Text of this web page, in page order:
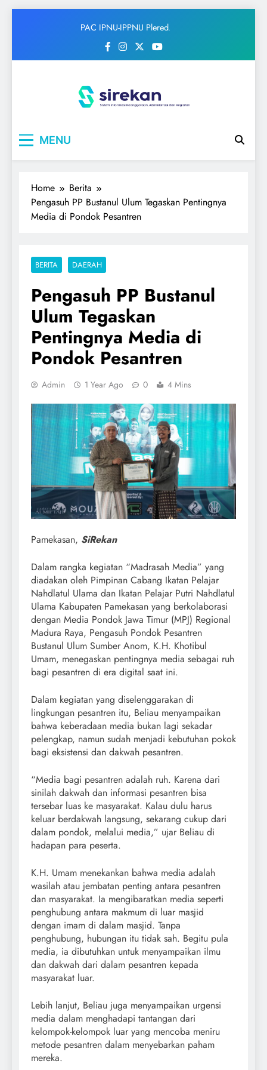
PAC IPNU-IPPNU Plered
Bersama Sambut Maulid
MENU
Home
Berita
Pengasuh PP Bustanul Ulum Tegaskan Pentingnya
Media di Pondok Pesantren
BERITA DAERAH
Pengasuh PP Bustanul
Ulum Tegaskan
Pentingnya Media di
Pondok Pesantren
Admin 1 Year Ago 0 4 Mins
Pamekasan, SiRekan
Dalam rangka kegiatan “Madrasah Media” yang
diadakan oleh Pimpinan Cabang Ikatan Pelajar
Nahdlatul Ulama dan Ikatan Pelajar Putri Nahdlatul
Ulama Kabupaten Pamekasan yang berkolaborasi
dengan Media Pondok Jawa Timur (MPJ) Regional
Madura Raya, Pengasuh Pondok Pesantren
Bustanul Ulum Sumber Anom, K.H. Khotibul
Umam, menegaskan pentingnya media sebagai ruh
bagi pesantren di era digital saat ini.
Dalam kegiatan yang diselenggarakan di
lingkungan pesantren itu, Beliau menyampaikan
bahwa keberadaan media bukan lagi sekadar
pelengkap, namun sudah menjadi kebutuhan pokok
bagi eksistensi dan dakwah pesantren.
“Media bagi pesantren adalah ruh. Karena dari
sinilah dakwah dan informasi pesantren bisa
tersebar luas ke masyarakat. Kalau dulu harus
keluar berdakwah langsung, sekarang cukup dari
dalam pondok, melalui media,” ujar Beliau di
hadapan para peserta.
K.H. Umam menekankan bahwa media adalah
wasilah atau jembatan penting antara pesantren
dan masyarakat. Ia mengibaratkan media seperti
penghubung antara makmum di luar masjid
dengan imam di dalam masjid. Tanpa
penghubung, hubungan itu tidak sah. Begitu pula
media, ia dibutuhkan untuk menyampaikan ilmu
dan dakwah dari dalam pesantren kepada
masyarakat luar.
Lebih lanjut, Beliau juga menyampaikan urgensi
media dalam menghadapi tantangan dari
kelompok-kelompok luar yang mencoba meniru
metode pesantren dalam menyebarkan paham
mereka.